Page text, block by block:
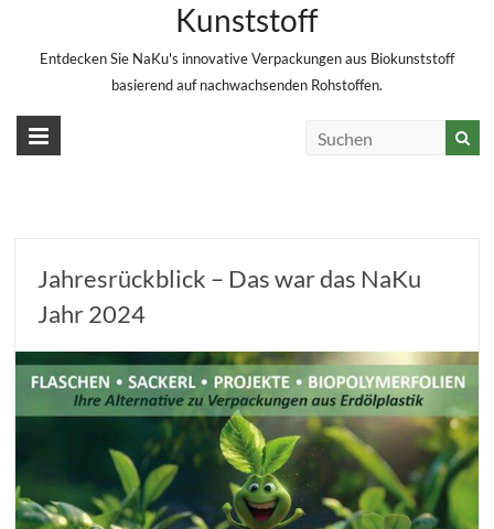
Kunststoff
Entdecken Sie NaKu's innovative Verpackungen aus Biokunststoff
basierend auf nachwachsenden Rohstoffen.
Jahresrückblick – Das war das NaKu
Jahr 2024